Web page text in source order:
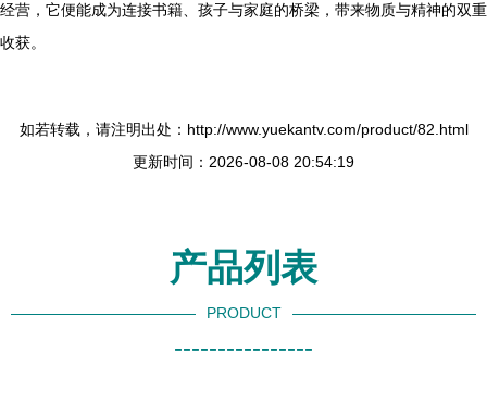
经营，它便能成为连接书籍、孩子与家庭的桥梁，带来物质与精神的双重
收获。
如若转载，请注明出处：http://www.yuekantv.com/product/82.html
更新时间：2026-08-08 20:54:19
产品列表
PRODUCT
----------------